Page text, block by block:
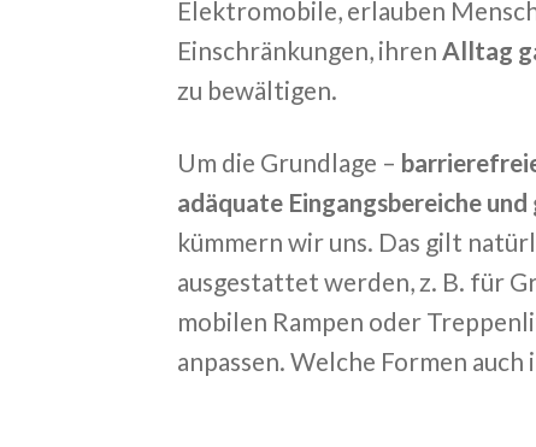
Elektromobile, erlauben
Einschränkungen, ihren Alltag
zu bewältigen.
Um die Grundlage –
adäquate Eingangsbereiche
kümmern wir uns. Das gilt
ausgestattet werden, z. B. für
mobilen Rampen oder
anpassen. Welche Formen